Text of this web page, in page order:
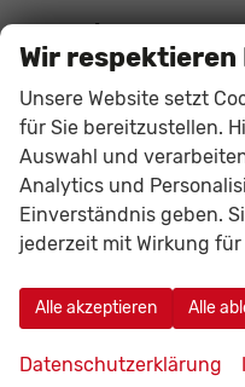
Sonstiges
Antriebsart
Anzahl Sitzplätze
Anzahl Türen
Kilometerstand
Lackierung
Nichtraucher-Fahrzeug
Zustand
Wir
Unsere Website setzt
für Sie bereitzustellen.
Auswahl und
Analytics und
Einverständnis geben.
jederzeit mit Wirkung
Alle akzeptieren Alle
Datenschutzerklärung